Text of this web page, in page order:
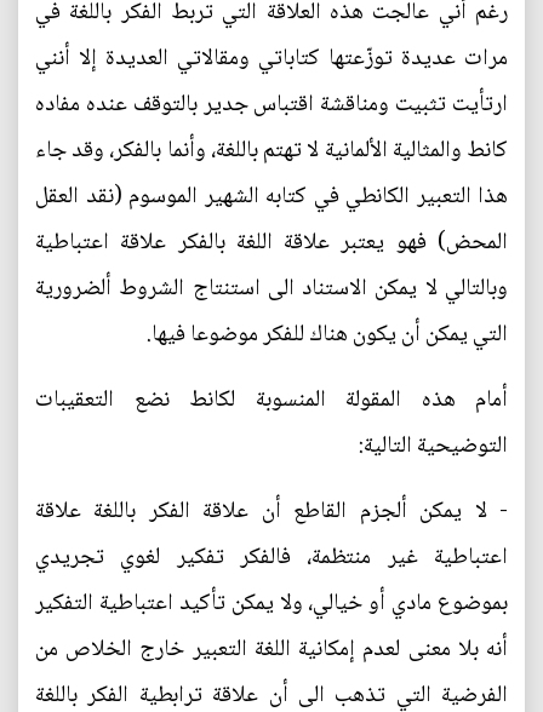
رغم أني عالجت هذه العلاقة التي تربط الفكر باللغة في
مرات عديدة توزّعتها كتاباتي ومقالاتي العديدة إلا أنني
ارتأيت تثبيت ومناقشة اقتباس جدير بالتوقف عنده مفاده
كانط والمثالية الألمانية لا تهتم باللغة، وأنما بالفكر، وقد جاء
هذا التعبير الكانطي في كتابه الشهير الموسوم (نقد العقل
المحض) فهو يعتبر علاقة اللغة بالفكر علاقة اعتباطية
وبالتالي لا يمكن الاستناد الى استنتاج الشروط ألضرورية
التي يمكن أن يكون هناك للفكر موضوعا فيها.
أمام هذه المقولة المنسوبة لكانط نضع التعقيبات
التوضيحية التالية:
- لا يمكن ألجزم القاطع أن علاقة الفكر باللغة علاقة
اعتباطية غير منتظمة، فالفكر تفكير لغوي تجريدي
بموضوع مادي أو خيالي، ولا يمكن تأكيد اعتباطية التفكير
أنه بلا معنى لعدم إمكانية اللغة التعبير خارج الخلاص من
الفرضية التي تذهب الى أن علاقة ترابطية الفكر باللغة